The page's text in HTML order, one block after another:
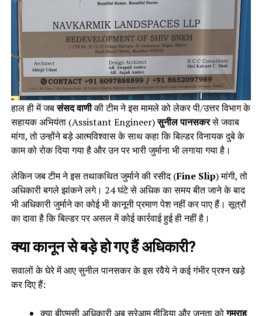
हाल ही में जबसंसद वाणीकी टीम ने इस मामले को लेकर पी/उत्तर विभाग के
सहायक अभियंता (Assistant Engineer)सुनील पानसकरसे जवाब
मांगा, तो उन्होंने बड़े आत्मविश्वास के साथ कहा कि बिल्डर विनायक दुबे के
काम को रोक दिया गया है और उन पर भारी जुर्माना भी लगाया गया है।
लेकिन जब टीम ने इस तथाकथित जुर्माने की रसीद (Fine Slip) मांगी, तो
अधिकारी बगले झांकने लगे। 24 घंटे से अधिक का समय बीत जाने के बाद
भी अधिकारी जुर्माने का कोई भी कानूनी प्रमाण पेश नहीं कर पाए हैं। सूत्रों
का दावा है कि बिल्डर पर असल में कोई कार्रवाई हुई ही नहीं है।
क्या कानून से बड़े हो गए हैं अधिकारी?
सवालों के घेरे में आए सुनील पानसकर के इस रवैये ने कई गंभीर प्रश्न खड़े
कर दिए हैं:
क्या बीएमसी अधिकारी अब सरेआम मीडिया और जनता कोगुमराह